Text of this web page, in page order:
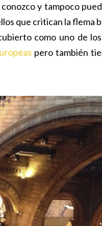
y tampoco
que critican la flema
como uno de
pero también